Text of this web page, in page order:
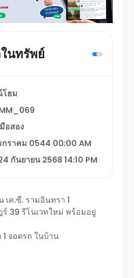
นทรัพย์
โฮม
มือสอง
กราคม 0544 00:00 AM
กันยายน 2568 14:10 PM
เค.ซี. รามอินทรา 1
39 รีโนเวทใหม่ พร้อมอยู่
จอดรถ ในบ้าน